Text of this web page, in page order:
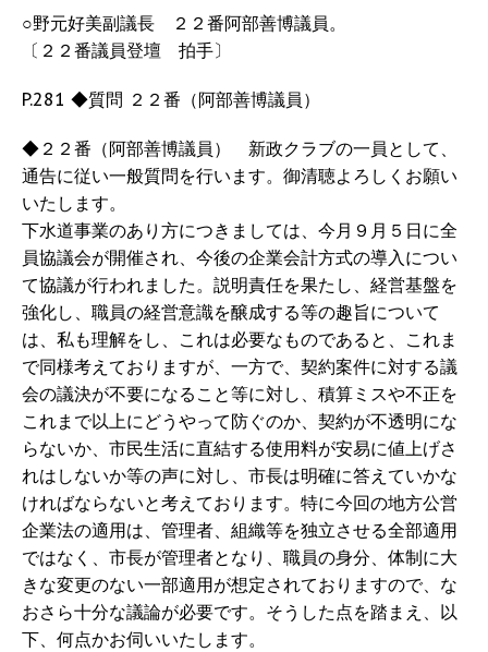
○野元好美副議長 ２２番阿部善博議員。
〔２２番議員登壇 拍手〕
P.281 ◆質問 ２２番（阿部善博議員）
◆２２番（阿部善博議員） 新政クラブの一員として、
通告に従い一般質問を行います。御清聴よろしくお願い
いたします。
下水道事業のあり方につきましては、今月９月５日に全
員協議会が開催され、今後の企業会計方式の導入につい
て協議が行われました。説明責任を果たし、経営基盤を
強化し、職員の経営意識を醸成する等の趣旨について
は、私も理解をし、これは必要なものであると、これま
で同様考えておりますが、一方で、契約案件に対する議
会の議決が不要になること等に対し、積算ミスや不正を
これまで以上にどうやって防ぐのか、契約が不透明にな
らないか、市民生活に直結する使用料が安易に値上げさ
れはしないか等の声に対し、市長は明確に答えていかな
ければならないと考えております。特に今回の地方公営
企業法の適用は、管理者、組織等を独立させる全部適用
ではなく、市長が管理者となり、職員の身分、体制に大
きな変更のない一部適用が想定されておりますので、な
おさら十分な議論が必要です。そうした点を踏まえ、以
下、何点かお伺いいたします。